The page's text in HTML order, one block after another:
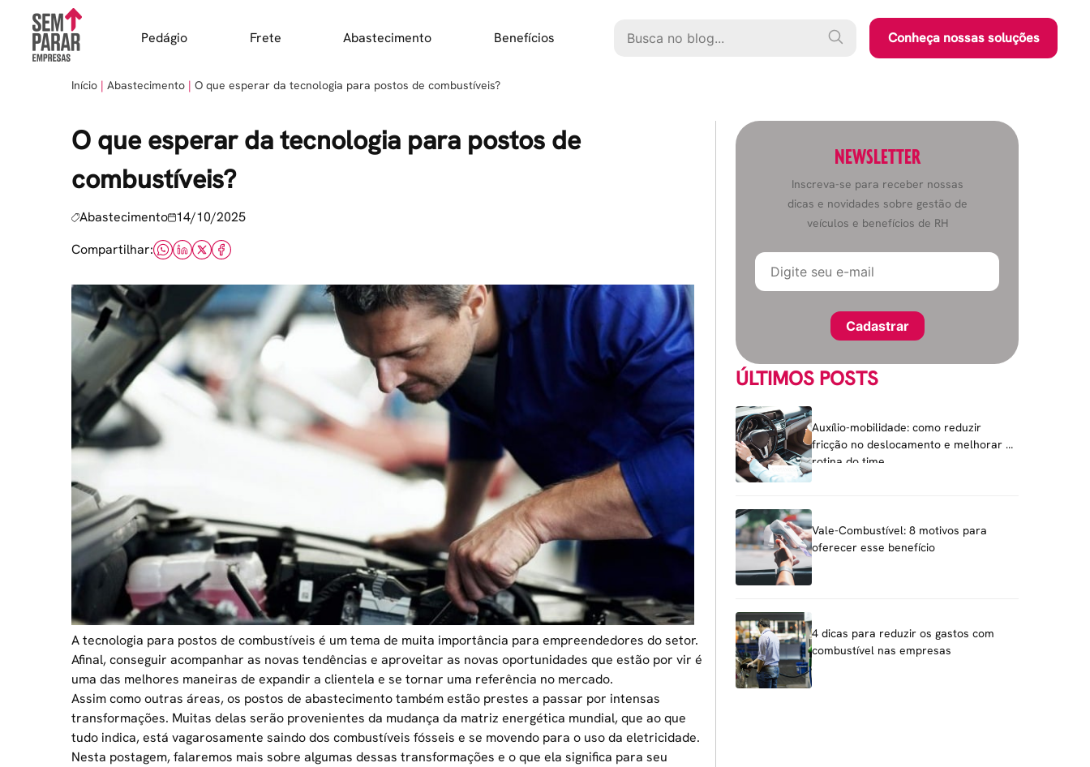
content
Pedágio Frete Abastecimento Benefícios Conheça nossas soluções
Início Abastecimento O que esperar da tecnologia para postos de combustíveis?
O que esperar da tecnologia para postos de
combustíveis?
Abastecimento 14/10/2025
Compartilhar:
A tecnologia para postos de combustíveis é um tema de muita importância para empreendedores do setor.
Afinal, conseguir acompanhar as novas tendências e aproveitar as novas oportunidades que estão por vir é
uma das melhores maneiras de expandir a clientela e se tornar uma referência no mercado.
Assim como outras áreas, os postos de abastecimento também estão prestes a passar por intensas
transformações. Muitas delas serão provenientes da mudança da matriz energética mundial, que ao que
tudo indica, está vagarosamente saindo dos combustíveis fósseis e se movendo para o uso da eletricidade.
Nesta postagem, falaremos mais sobre algumas dessas transformações e o que ela significa para seu
NEWSLETTER
Inscreva-se para receber nossas
dicas e novidades sobre gestão de
veículos e benefícios de RH
ÚLTIMOS POSTS
Auxílio-mobilidade: como reduzir
fricção no deslocamento e melhorar a
rotina do time
Vale-Combustível: 8 motivos para
oferecer esse benefício
4 dicas para reduzir os gastos com
combustível nas empresas